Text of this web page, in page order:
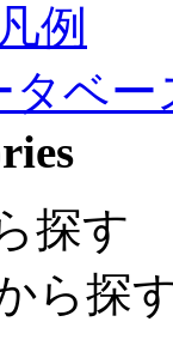
凡例
タベ
探す
ら探